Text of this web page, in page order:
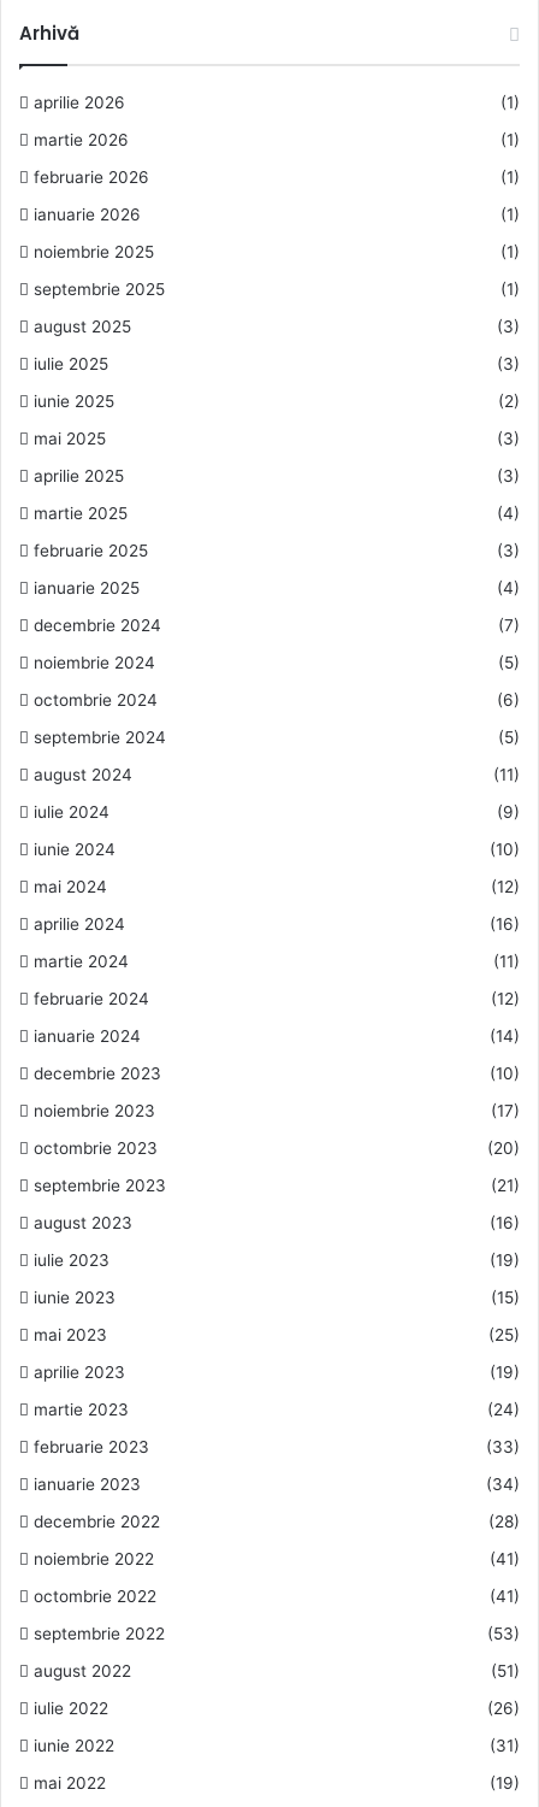
Arhivă
aprilie 2026
(1)
martie 2026
(1)
februarie 2026
(1)
ianuarie 2026
(1)
noiembrie 2025
(1)
septembrie 2025
(1)
august 2025
(3)
iulie 2025
(3)
iunie 2025
(2)
mai 2025
(3)
aprilie 2025
(3)
martie 2025
(4)
februarie 2025
(3)
ianuarie 2025
(4)
decembrie 2024
(7)
noiembrie 2024
(5)
octombrie 2024
(6)
septembrie 2024
(5)
august 2024
(11)
iulie 2024
(9)
iunie 2024
(10)
mai 2024
(12)
aprilie 2024
(16)
martie 2024
(11)
februarie 2024
(12)
ianuarie 2024
(14)
decembrie 2023
(10)
noiembrie 2023
(17)
octombrie 2023
(20)
septembrie 2023
(21)
august 2023
(16)
iulie 2023
(19)
iunie 2023
(15)
mai 2023
(25)
aprilie 2023
(19)
martie 2023
(24)
februarie 2023
(33)
ianuarie 2023
(34)
decembrie 2022
(28)
noiembrie 2022
(41)
octombrie 2022
(41)
septembrie 2022
(53)
august 2022
(51)
iulie 2022
(26)
iunie 2022
(31)
mai 2022
(19)